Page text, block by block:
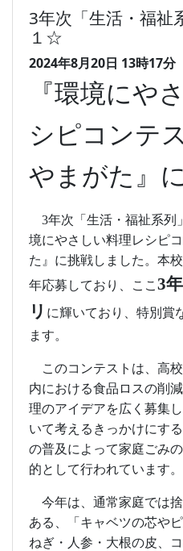
3年次「生活・福
１☆
2024年8月20日 13時17分
『環境にや
シピコンテ
やまがた』
3年次「生活・福祉系列
境にやさしい料理レシピ
た』に挑戦しました。本
年応募しており、ここ 3
リ に輝いており、特別賞
ます。
このコンテストは、高
内における食品ロスの削
理のアイデアを広く募集
いて考えるきっかけにす
の普及によって家庭ごみ
的として行われています。
今年は、通常家庭では
ある、「キャベツの芯や
ねぎ・人参・大根の皮、